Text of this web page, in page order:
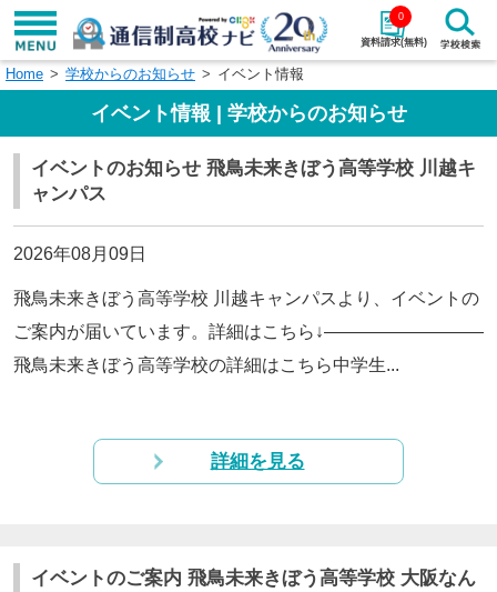
資料請求(無料)
0
学校名で探す
検索
エリアから探す
関東 北海道・東北
東海 北陸・甲信越
九州・沖縄
Home 学校からのお知らせ イベント情報
イベント情報 | 学校からのお知らせ
イベントのお知らせ 飛鳥未来きぼう高等学校 川越キ
ャンパス
2026年08月09日
飛鳥未来きぼう高等学校 川越キャンパスより、イベントの
ご案内が届いています。詳細はこちら↓—————————
飛鳥未来きぼう高等学校の詳細はこちら中学生...
詳細を見る
イベントのご案内 飛鳥未来きぼう高等学校 大阪なん